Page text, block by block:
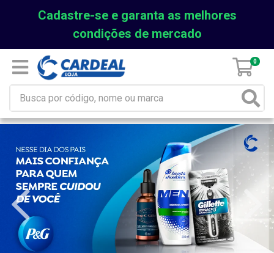
Cadastre-se e garanta as melhores
condições de mercado
0